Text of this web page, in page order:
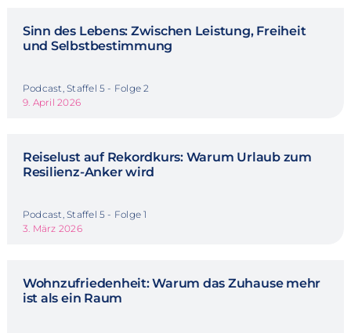
Sinn des Lebens: Zwischen Leistung, Freiheit
und Selbstbestimmung
Podcast, Staffel 5 - Folge 2
9. April 2026
Reiselust auf Rekordkurs: Warum Urlaub zum
Resilienz-Anker wird
Podcast, Staffel 5 - Folge 1
3. März 2026
Wohnzufriedenheit: Warum das Zuhause mehr
ist als ein Raum